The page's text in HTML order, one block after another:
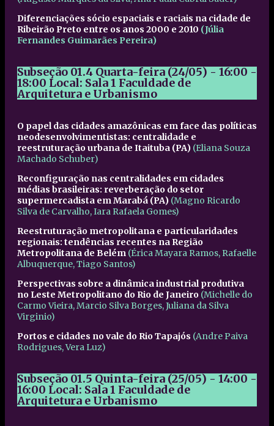
Diferenciações sócio espaciais e raciais na cidade de
Ribeirão Preto entre os anos 2000 e 2010 (Júlia
Fernandes Guimarães Pereira)
Subseção 01.4 Quarta-feira (24/05) - 16:00 -
18:00 Local: Sala 1 Faculdade de
Arquitetura e Urbanismo
O papel das cidades amazônicas em face das políticas
neodesenvolvimentistas: centralidade e
reestruturação urbana de Itaituba (PA) (Eliana Souza
Machado Schuber)
Reconfiguração nas centralidades em cidades
médias brasileiras: reverberação do setor
supermercadista em Marabá (PA) (Magno Ricardo
Silva de Carvalho, Iara Rafaela Gomes)
Reestruturação metropolitana e particularidades
regionais: tendências recentes na Região
Metropolitana de Belém (Érica Mayara Ramos, Rafaelle
Albuquerque, Tiago Santos)
Perspectivas sobre a dinâmica industrial produtiva
no Leste Metropolitano do Rio de Janeiro (Michelle do
Carmo Vieira, Marcio Silva Borges, Juliana da Silva
Virginio)
Portos e cidades no vale do Rio Tapajós (Andre Paiva
Rodrigues, Vera Luz)
Subseção 01.5Quinta-feira (25/05) - 14:00 -
16:00 Local: Sala 1 Faculdade de
Arquitetura e Urbanismo